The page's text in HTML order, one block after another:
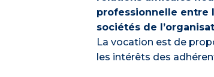
professionnelle entre
sociétés de
La vocation est de
les intérêts des